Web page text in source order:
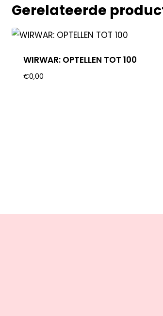
Gerelateerde
WIRWAR: OPTELLEN TOT 100
€0,00